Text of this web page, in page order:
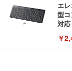
エ
型
対
￥